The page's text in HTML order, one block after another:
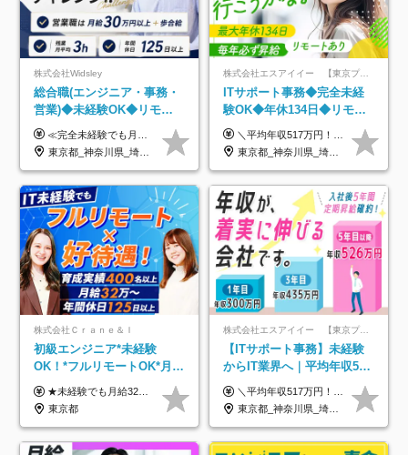
株式会社Widsley
総合職(エンジニア・事務・
営業)◆未経験OK◆リモー
トあり◆残業月3h◆服装髪
型自由
≪完全未経験でも月給40万円以上も可能です！≫ -------------- 【1】ITエンジニア 月給26万円～50万円＋プロジェクト手当＋資格手当 【2】IT事務、営業事務 月給26万円～50万円＋プロジェクト手当＋資格手当 ≪【1】【2】共通≫ ★上記給与には固定残業代20時間分(月3万719円～)を含みます。残業が超過した場合は、追加支給します(残業は月平均3時間とほぼ発生しません。残業がなくても、固定残業代は支給されます) ★試用期間6ヵ月あり（期間中は月給23万1000円～。固定残業代20時間分3万719円～を含む／超過分は別途支給） -------------- 【3】SES営業、SaaS営業 月給30万円以上＋インセンティブ＋各種手当 ★上記給与には固定残業代45時間分(月7万6967円～)を含みます。残業が超過した場合は、追加支給します(残業は月平均3時間とほぼ発生しません。残業がなくても、固定残業代は支給されます) ★試用期間6ヵ月あり(期間中も給与や福利厚生は同じです)
東京都_神奈川県_埼玉県_千葉県_大阪府_愛知県_北海道_青森県_岩手県_宮城県_秋田県_山形県_福島県_茨城県_栃木県_群馬県_新潟県_山梨県_長野県_富山県_石川県_福井県_静岡県_岐阜県_三重県_兵庫県_京都府_滋賀県_奈良県_和歌山県_広島県_岡山県_鳥取県_島根県_山口県_徳島県_香川県_愛媛県_高知県_福岡県_熊本県_佐賀県_長崎県_大分県_宮崎県_鹿児島県_沖縄県
株式会社エスアイイー 【東京プロマーケット上場】
ITサポート事務◆完全未経
験OK◆年休134日◆リモー
トOK◆残業月7h以下◆賞与
年3回◆5年目まで必ず昇給
＼平均年収517万円！入社5年目まで毎年必ず昇給／ ■賞与年3回 ■年収800万円以上も可 ■入社3年以上の平均年収469.2万円 月給23万2000円以上＋賞与年3回＋各種手当 ☆入社5年目まで最大1万5000円の定期昇給を確約 ┃各種手当充実 ・規定の資格を取得すれば、2000円～5万円を毎月支給（2万4000円～60万円／年） ・研修中に取得した取得率95％の資格でも研修後の給料UP ※月給は年齢・経験・能力を考慮して、優遇いたします ※上記月給金額は固定残業代（20時間/3万1300円円以上）を含み、超過分は別途支給いたします ※試用期間（6ヶ月）は月給に変動はありますが、その他待遇に差異はありません ├入社後1ヶ月～3ヶ月間は、月給20万1900円となります └上記金額は固定残業代（10時間／1万6000円）を含み、超過分は別途支給いたします
東京都_神奈川県_埼玉県_千葉県_大阪府_愛知県_北海道_青森県_岩手県_宮城県_秋田県_山形県_福島県_茨城県_栃木県_群馬県_新潟県_山梨県_長野県_富山県_石川県_福井県_静岡県_岐阜県_三重県_兵庫県_京都府_滋賀県_奈良県_和歌山県_広島県_岡山県_鳥取県_島根県_山口県_徳島県_香川県_愛媛県_高知県_福岡県_熊本県_佐賀県_長崎県_大分県_宮崎県_鹿児島県_沖縄県
株式会社Ｃｒａｎｅ＆Ｉ
初級エンジニア*未経験
OK！*フルリモートOK*月給
32万～*残業月9.8h*1ヶ月の
研修*資格取得率100％
★未経験でも月給32万円スタート★ 月収32万円～35万円＋各種手当（資格手当だけで毎月15万の上乗せ実績あり！） ★資格手当豊富！1資格につき最大3万円支給 ★功績手当の導入で、毎月のお給与に上乗せで最大10万円支給している社員も！ ★1回の昇級で年収数十万UPも可 ★ゆくゆくは年収1000万以上も目指せる 年俸384万円～1,162万8,000円（12分割） ※経験・スキルを考慮の上決定します ※上記金額には固定残業代（月30h分・60,800円～66,500円）を含みます ※超過分は別途全額支給します ※試用期間2ヶ月間あり（その他待遇に差異はありません）
東京都
株式会社エスアイイー 【東京プロマーケット上場】
【ITサポート事務】未経験
からIT業界へ｜平均年収517
万円｜ホワイト企業認定｜
年休134日｜リモートOK
＼平均年収517万円！入社5年目まで毎年必ず昇給／ ■賞与年3回 ■年収800万円以上も可 ■入社3年以上の平均年収469.2万円 月給23万2000円以上＋賞与年3回＋各種手当 ☆入社5年目まで最大1万5000円の定期昇給を確約 ┃各種手当充実 ・規定の資格を取得すれば、2000円～5万円を毎月支給（2万4000円～60万円／年） ・研修中に取得した取得率95％の資格でも研修後の給料UP ※月給は年齢・経験・能力を考慮して、優遇いたします ※上記月給金額は固定残業代（20時間/3万1300円円以上）を含み、超過分は別途支給いたします ※試用期間（6ヶ月）は月給に変動はありますが、その他待遇に差異はありません ├入社後1ヶ月～3ヶ月間は、月給20万1900円となります └上記金額は固定残業代（10時間／1万6000円）を含み、超過分は別途支給いたします
東京都_神奈川県_埼玉県_千葉県_大阪府_愛知県_北海道_青森県_岩手県_宮城県_秋田県_山形県_福島県_茨城県_栃木県_群馬県_新潟県_山梨県_長野県_富山県_石川県_福井県_静岡県_岐阜県_三重県_兵庫県_京都府_滋賀県_奈良県_和歌山県_広島県_岡山県_鳥取県_島根県_山口県_徳島県_香川県_愛媛県_高知県_福岡県_熊本県_佐賀県_長崎県_大分県_宮崎県_鹿児島県_沖縄県